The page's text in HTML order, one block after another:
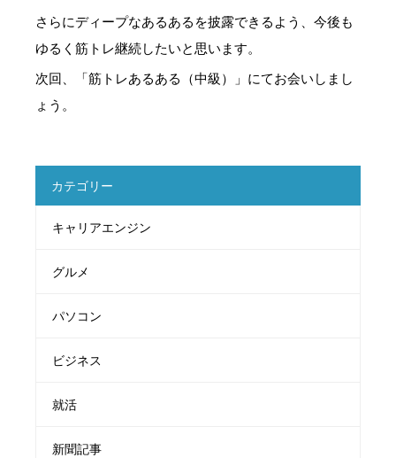
さらにディープなあるあるを披露できるよう、今後も
ゆるく筋トレ継続したいと思います。
次回、「筋トレあるある（中級）」にてお会いしまし
ょう。
カテゴリー
キャリアエンジン
グルメ
パソコン
ビジネス
就活
新聞記事